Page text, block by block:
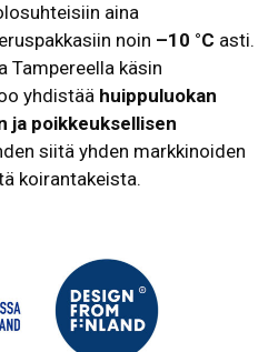
aina
noin –10 °C asti.
Tampereella käsin
yhdistää huippuluokan
ja poikkeuksellisen
siitä yhden markkinoiden
koirantakeista.